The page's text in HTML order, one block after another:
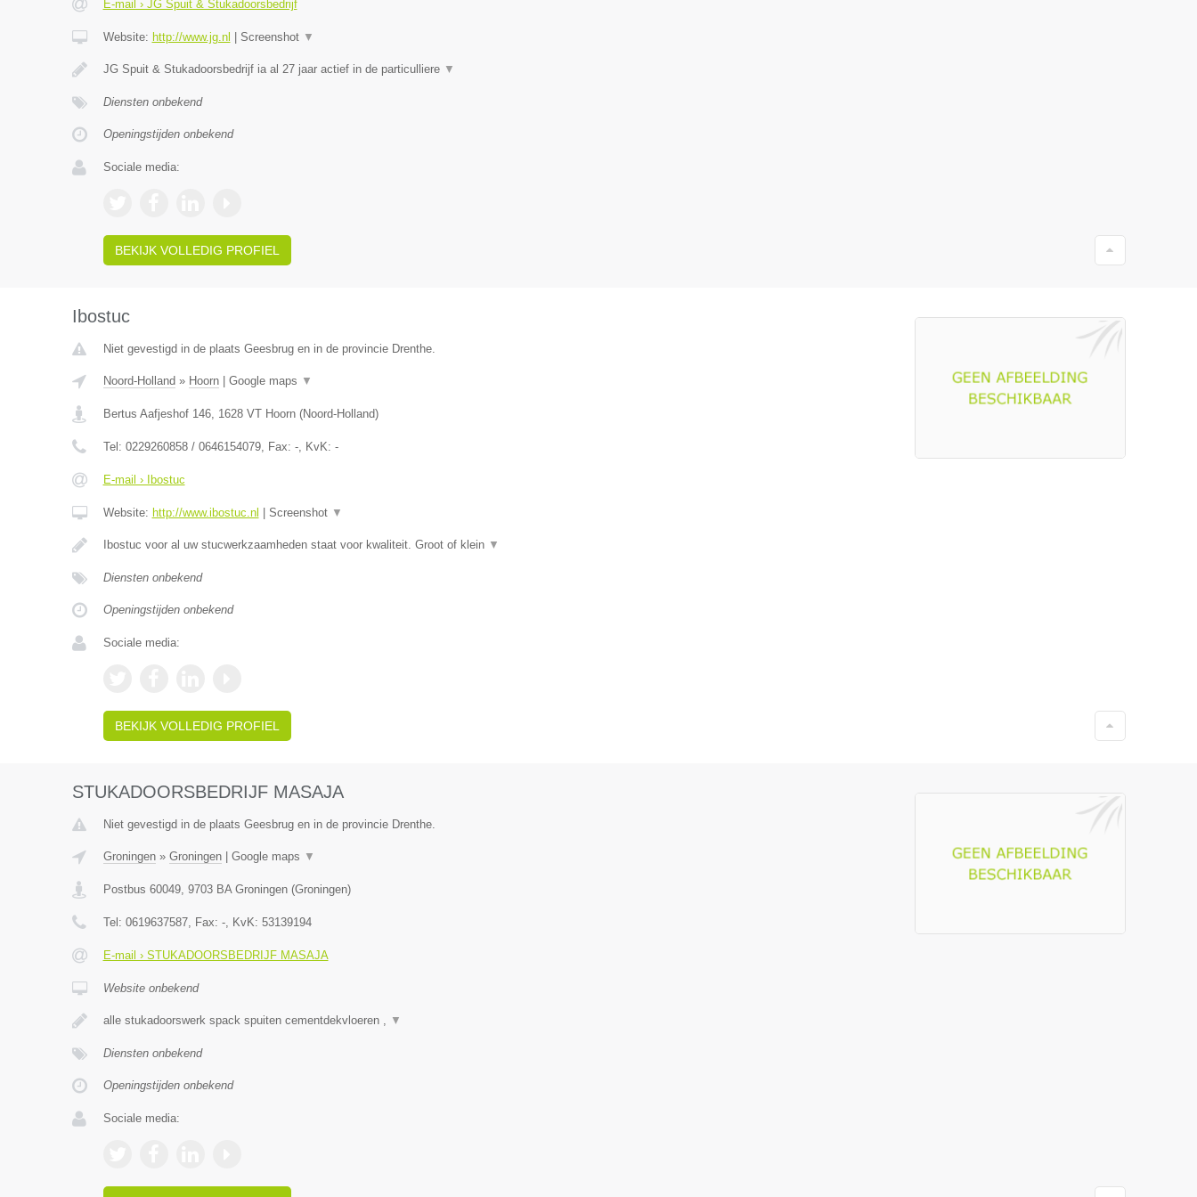
E-mail › JG Spuit & Stukadoorsbedrijf
Website: http://www.jg.nl Screenshot ▼
JG Spuit & Stukadoorsbedrijf ia al 27 jaar actief in de particulliere ▼
Diensten onbekend
Openingstijden onbekend
Sociale media:
BEKIJK VOLLEDIG PROFIEL
Ibostuc
Niet gevestigd in de plaats Geesbrug en in de provincie Drenthe.
Noord-Holland » Hoorn| Google maps ▼
Bertus Aafjeshof 146, 1628 VT Hoorn(Noord-Holland)
Tel: 0229260858 / 0646154079, Fax: -, KvK: -
E-mail › Ibostuc
Website: http://www.ibostuc.nl Screenshot ▼
Ibostuc voor al uw stucwerkzaamheden staat voor kwaliteit. Groot of klein ▼
Diensten onbekend
Openingstijden onbekend
Sociale media:
BEKIJK VOLLEDIG PROFIEL
STUKADOORSBEDRIJF MASAJA
Niet gevestigd in de plaats Geesbrug en in de provincie Drenthe.
Groningen» Groningen| Google maps ▼
Postbus 60049, 9703 BA Groningen(Groningen)
Tel: 0619637587, Fax: -, KvK: 53139194
E-mail › STUKADOORSBEDRIJF MASAJA
Website onbekend
alle stukadoorswerk spack spuiten cementdekvloeren , ▼
Diensten onbekend
Openingstijden onbekend
Sociale media: